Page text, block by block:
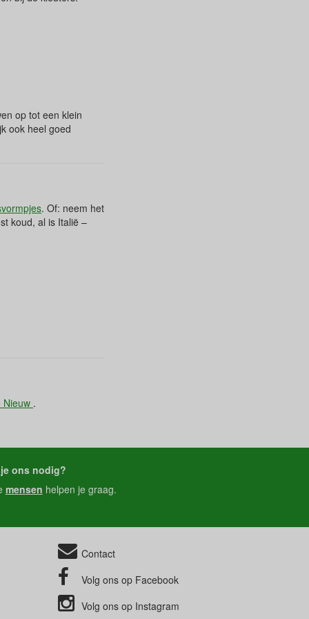
op tot een klein
ook heel goed
. Of: neem het
koud, al is Italië –
Nieuw .
ons nodig?
mensen helpen je graag.
Contact
Volg ons op Facebook
Volg ons op Instagram